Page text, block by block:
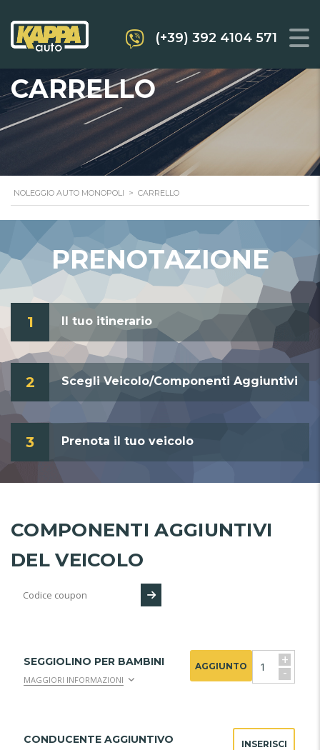
(+39) 392 4104 571
CARRELLO
NOLEGGIO AUTO MONOPOLI > CARRELLO
PRENOTAZIONE
1 Il tuo itinerario
2 Scegli Veicolo/Componenti Aggiuntivi
3 Prenota il tuo veicolo
COMPONENTI AGGIUNTIVI
DEL VEICOLO
SEGGIOLINO PER BAMBINI
MAGGIORI INFORMAZIONI
+
-
AGGIUNTO
CONDUCENTE AGGIUNTIVO INSERISCI